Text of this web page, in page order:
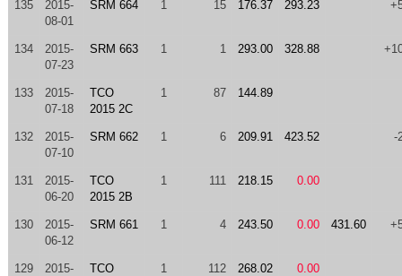
135
2015-
08-01
SRM 664 1 15 176.37 293.23
134
2015-
07-23
SRM 663 1 1 293.00 328.88
133
2015-
07-18
TCO
2015 2C
1 87 144.89
132
2015-
07-10
SRM 662 1 6 209.91 423.52 -
131
2015-
06-20
TCO
2015 2B
1 111 218.15 0.00
130
2015-
06-12
SRM 661 1 4 243.50 0.00 431.60
129 2015- TCO 1 112 268.02 0.00